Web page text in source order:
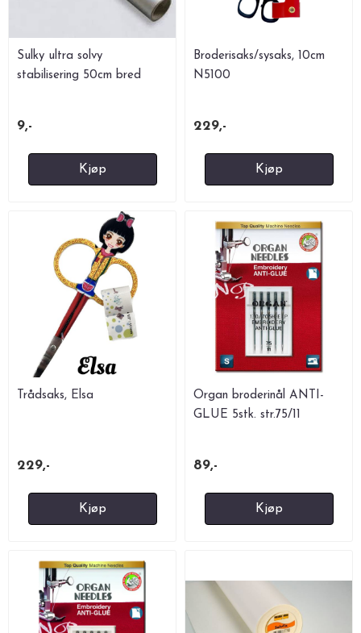
Sulky ultra solvy
stabilisering 50cm bred
9,-
Kjøp
Broderisaks/sysaks, 10cm
N5100
229,-
Kjøp
Trådsaks, Elsa
229,-
Kjøp
Organ broderinål ANTI-
GLUE 5stk. str.75/11
89,-
Kjøp